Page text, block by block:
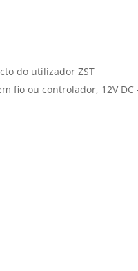
do utilizador ZST
ou controlador, 12V DC